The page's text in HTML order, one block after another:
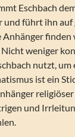
Eschbach
führt ihn
Anhänger
weniger
nutzt,
ist ein
und